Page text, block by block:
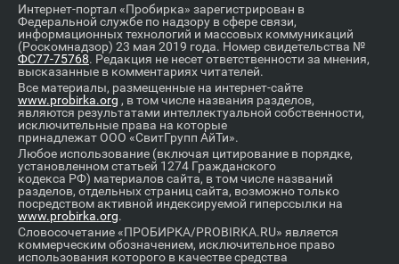
Интернет-портал «Пробирка» зарегистрирован в
Федеральной службе по надзору в сфере связи,
информационных технологий и массовых коммуникаций
(Роскомнадзор) 23 мая 2019 года. Номер свидетельства №
ФС77-75768. Редакция не несет ответственности за мнения,
высказанные в комментариях читателей.
Все материалы, размещенные на интернет-сайте
www.probirka.org , в том числе названия разделов,
являются результатами интеллектуальной собственности,
исключительные права на которые
принадлежат ООО «СвитГрупп АйТи».
Любое использование (включая цитирование в порядке,
установленном статьей 1274 Гражданского
кодекса РФ) материалов сайта, в том числе названий
разделов, отдельных страниц сайта, возможно только
посредством активной индексируемой гиперссылки на
www.probirka.org.
Словосочетание «ПРОБИРКА/PROBIRKA.RU» является
коммерческим обозначением, исключительное право
использования которого в качестве средства